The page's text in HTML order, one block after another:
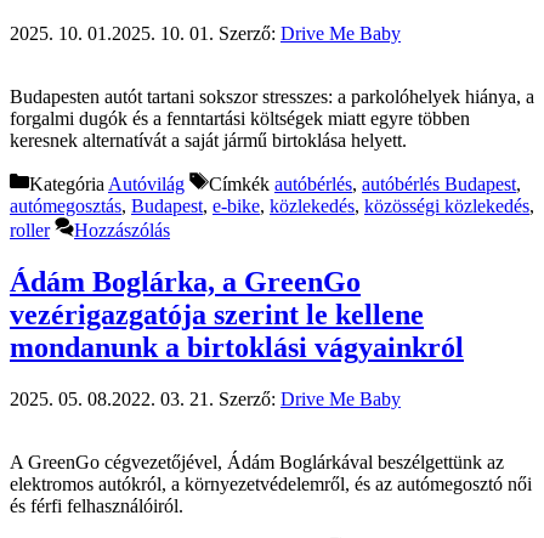
2025. 10. 01.2025. 10. 01. Szerző: Drive Me Baby
Budapesten autót tartani sokszor stresszes: a parkolóhelyek hiánya, a
forgalmi dugók és a fenntartási költségek miatt egyre többen
keresnek alternatívát a saját jármű birtoklása helyett.
KategóriaAutóvilág Címkék autóbérlés, autóbérlés Budapest,
autómegosztás, Budapest, e-bike, közlekedés, közösségi közlekedés,
roller
Hozzászólás
Ádám Boglárka, a GreenGo
vezérigazgatója szerint le kellene
mondanunk a birtoklási vágyainkról
2025. 05. 08.2022. 03. 21. Szerző: Drive Me Baby
A GreenGo cégvezetőjével, Ádám Boglárkával beszélgettünk az
elektromos autókról, a környezetvédelemről, és az autómegosztó női
és férfi felhasználóiról.